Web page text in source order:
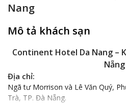
Nang
Mô tả khách sạn
Continent Hotel Da Nang –
Nẵng
Địa chỉ:
Ngã tư Morrison và Lê Văn Quý,
Trà, TP. Đà Nẵng.